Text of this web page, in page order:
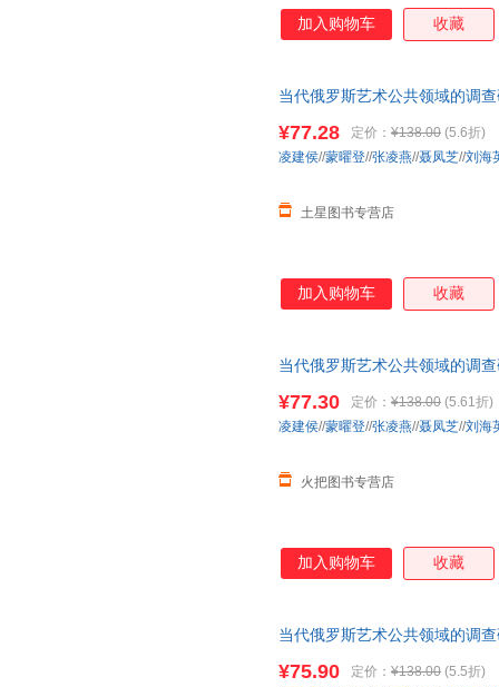
加入购物车 收藏
当代俄罗斯艺术公共领域的调
¥77.28 定价： ¥138.00 (5.6折)
土星图书专营店
凌建侯//蒙曜登//张凌燕//聂凤芝//刘海
加入购物车 收藏
当代俄罗斯艺术公共领域的调
¥77.30 定价： ¥138.00 (5.61折)
火把图书专营店
凌建侯//蒙曜登//张凌燕//聂凤芝//刘海
加入购物车 收藏
当代俄罗斯艺术公共领域的调
¥75.90 定价： ¥138.00 (5.5折)